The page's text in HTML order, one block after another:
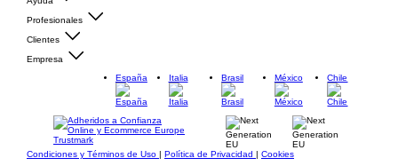
Profesionales
Clientes
Empresa
España
Italia Brasil México Chile
Condiciones y Términos de Uso | Política de Privacidad | Cookies